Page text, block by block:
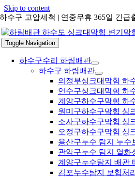
Skip to content
하수구 고압세척 | 연중무휴 365일 긴급
Toggle Navigation
하수구수리 하림배관
하수구 하림배관
의정부싱크대막힘 하
연수구싱크대막힘 하
계양구하수구막힘 하
원미구하수구막힘 싱
소사구하수구막힘 싱
오정구하수구막힘 싱
용산구누수 탐지 누수
관악구누수 탐지 열화
계양구누수탐지 배관
김포누수탐지 보험처